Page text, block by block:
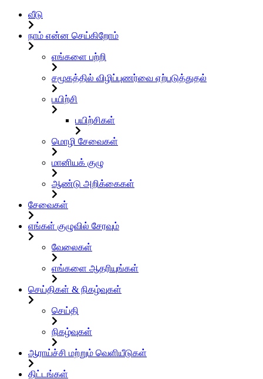
வீடு
நாம் என்ன செய்கிறோம்
எங்களை பற்றி
சமூகத்தில் விழிப்புணர்வை ஏற்படுத்துதல்
பயிற்சி
பயிற்சிகள்
மொழி சேவைகள்
மானியக் குழு
ஆண்டு அறிக்கைகள்
சேவைகள்
எங்கள் குழுவில் சேரவும்
வேலைகள்
எங்களை ஆதரியுங்கள்
செய்திகள் & நிகழ்வுகள்
செய்தி
நிகழ்வுகள்
ஆராய்ச்சி மற்றும் வெளியீடுகள்
திட்டங்கள்